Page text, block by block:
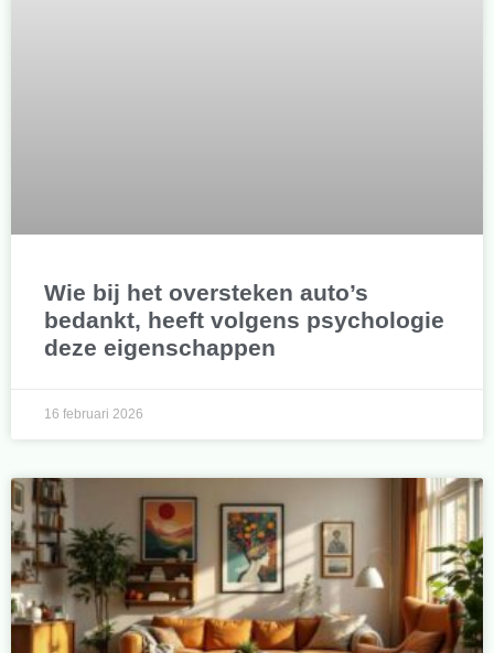
Wie bij het oversteken auto’s
bedankt, heeft volgens psychologie
deze eigenschappen
16 februari 2026